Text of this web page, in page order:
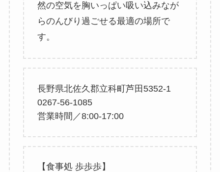
然の空気を胸いっぱい吸い込みなが
らのんびり過ごせる最適の場所で
す。
長野県北佐久郡立科町芦田5352-1
0267-56-1085
営業時間／8:00-17:00
【食事処 歩歩歩】